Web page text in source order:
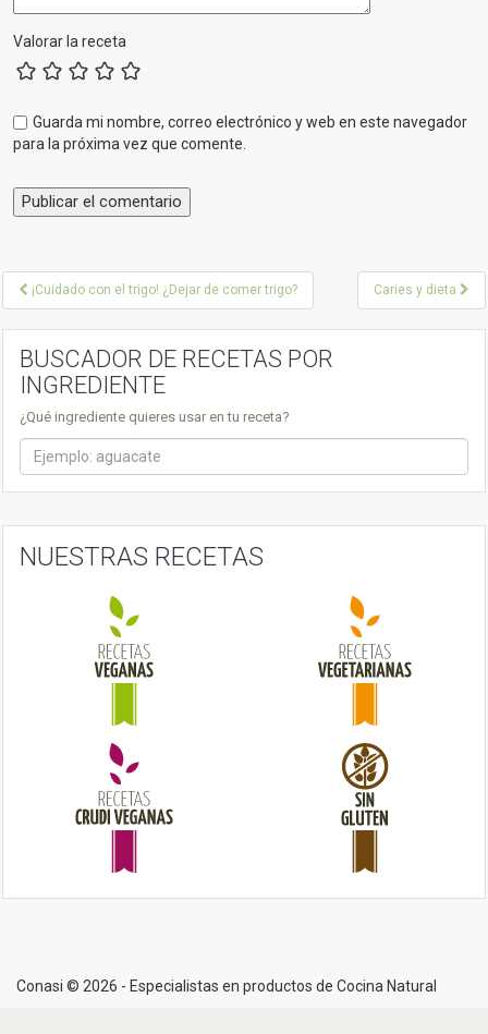
Valorar la receta
Guarda mi nombre, correo electrónico y web en este navegador
para la próxima vez que comente.
P
o
v
¡Cuidado con el trigo! ¿Dejar de comer trigo? Caries y dieta
BUSCADOR DE RECETAS POR
INGREDIENTE
¿Qué ingrediente quieres usar en tu receta?
NUESTRAS RECETAS
Conasi © 2026 - Especialistas en productos de Cocina Natural